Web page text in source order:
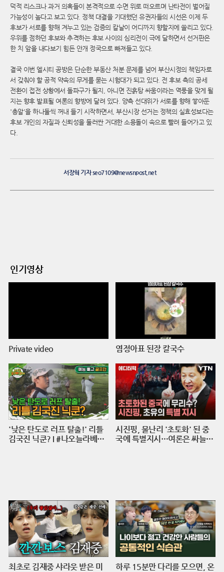
덕적 리스크나 과거 의혹들이 본격적으로 수면 위로 떠오르며 난타전이 벌어질
가능성이 높다고 보고 있다. 정책 대결을 기대했던 유권자들의 시선은 이제 두
후보가 서로를 향해 겨누고 있는 검증의 칼날이 어디까지 향할지에 쏠리고 있다.
우위를 점하던 후보와 추격하는 후보 사이의 심리전이 극에 달하면서 선거판은
한 치 앞을 내다보기 힘든 안개 정국으로 빠져들고 있다.
결국 이번 엘시티 공방은 단순한 부동산 처분 문제를 넘어 부산시정의 책임자로
서 갖춰야 할 공적 약속의 무게를 묻는 시험대가 되고 있다. 전 후보 측의 공세
전환이 접전 상황에서 돌파구가 될지, 아니면 진흙탕 싸움이라는 역풍을 맞게 될
지는 향후 발표될 여론의 향방에 달려 있다. 양측 선대위가 서로를 향해 쌓아둔
'총알'을 하나둘씩 꺼내 들기 시작하면서, 부산시장 선거는 정책의 실효성보다는
후보 개인의 자질과 신뢰성을 둘러싼 거대한 소용돌이 속으로 빨려 들어가고 있
다.
서장혁 기자 seo7109@newsnpost.net
인기영상
Private video 염정아표 된장 칼국수
'낮은 탄도로 러프 탈출!' 리틀
김국진 닉쿤? I #나오늘라베했
시진핑, 물난리 '초토화' 된 중
국에 특별지시…여론은 싸늘
최초로 김재중 샤라웃 받은 미
하루 15분만 다리를 모으면, 온